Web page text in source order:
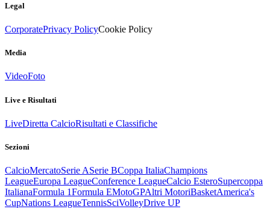
Legal
CorporatePrivacy PolicyCookie Policy
Media
VideoFoto
Live e Risultati
LiveDiretta CalcioRisultati e Classifiche
Sezioni
CalcioMercatoSerie ASerie BCoppa ItaliaChampions
LeagueEuropa LeagueConference LeagueCalcio EsteroSupercoppa
ItalianaFormula 1Formula EMotoGPAltri MotoriBasketAmerica's
CupNations LeagueTennisSciVolleyDrive UP